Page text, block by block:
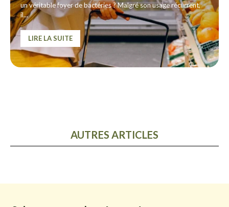
un véritable foyer de bactéries ? Malgré son usage récurrent,
il...
LIRE LA SUITE
AUTRES ARTICLES